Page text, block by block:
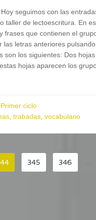
Hoy seguimos con las
taller de lectoescritura. En
frases que contienen el
las letras anteriores
son los siguientes: Dos
hojas aparecen los
Primer ciclo
trabadas vocabulario
345 346